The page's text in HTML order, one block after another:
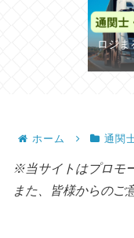
ロジま
ホーム 通関
※当サイトはプロモ
また、皆様からのご